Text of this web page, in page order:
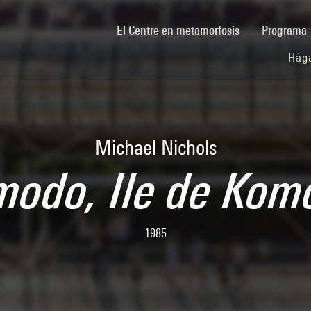
El Centre en metamorfosis(current)Programa
Michael Nichols
Ile de
1985